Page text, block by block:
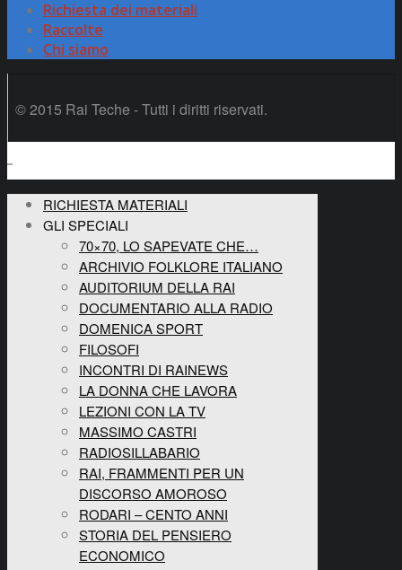
Richiesta dei materiali
Raccolte
Chi siamo
© 2015 Rai Teche - Tutti i diritti riservati.
RICHIESTA MATERIALI
GLI SPECIALI
70×70, LO SAPEVATE CHE…
ARCHIVIO FOLKLORE ITALIANO
AUDITORIUM DELLA RAI
DOCUMENTARIO ALLA RADIO
DOMENICA SPORT
FILOSOFI
INCONTRI DI RAINEWS
LA DONNA CHE LAVORA
LEZIONI CON LA TV
MASSIMO CASTRI
RADIOSILLABARIO
RAI, FRAMMENTI PER UN
DISCORSO AMOROSO
RODARI – CENTO ANNI
STORIA DEL PENSIERO
ECONOMICO